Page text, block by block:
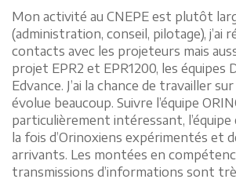
Mon activité au CNEPE est plutôt
(administration, conseil, pilotage), j’ai
contacts avec les projeteurs mais
projet EPR2 et EPR1200, les équipes
Edvance. J’ai la chance de travailler
évolue beaucoup. Suivre l’équipe
particulièrement intéressant,
la fois d’Orinoxiens expérimentés et
arrivants. Les montées en
transmissions d’informations sont